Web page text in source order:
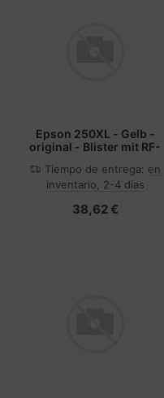
Epson 250XL - Gelb -
original - Blister mit RF-
Tiempo de entrega: en
inventario, 2-4 dias
38,62 €